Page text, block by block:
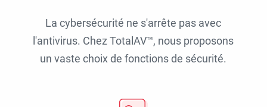
La cybersécurité ne s'arrête pas avec
l'antivirus. Chez TotalAV™, nous proposons
un vaste choix de fonctions de sécurité.